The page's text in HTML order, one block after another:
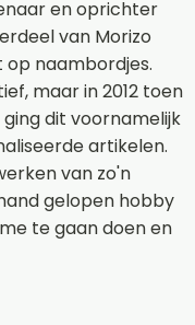
en oprichter
van Morizo
op naambordjes.
maar in 2012 toen
dit voornamelijk
artikelen.
van zo'n
gelopen hobby
te gaan doen en